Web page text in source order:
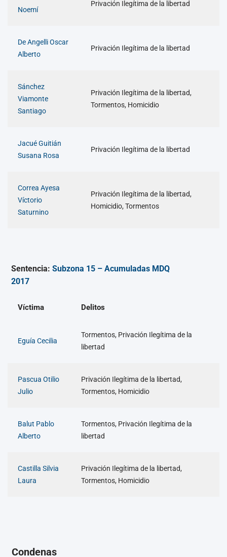
Noemí
Privación Ilegítima de la libertad
De Angelli Oscar
Alberto
Privación Ilegítima de la libertad
Sánchez
Viamonte
Santiago
Privación Ilegítima de la libertad,
Tormentos, Homicidio
Jacué Guitián
Susana Rosa
Privación Ilegítima de la libertad
Correa Ayesa
Víctorio
Saturnino
Privación Ilegítima de la libertad,
Homicidio, Tormentos
Sentencia:Subzona 15 – Acumuladas MDQ
2017
Víctima Delitos
Eguía Cecilia
Tormentos, Privación Ilegítima de la
libertad
Pascua Otilio
Julio
Privación Ilegítima de la libertad,
Tormentos, Homicidio
Balut Pablo
Alberto
Tormentos, Privación Ilegítima de la
libertad
Castilla Silvia
Laura
Privación Ilegítima de la libertad,
Tormentos, Homicidio
Condenas